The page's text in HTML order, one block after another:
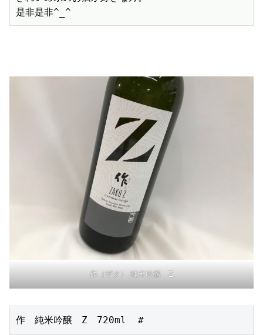
是非是非^_^
作（ザク） 純米吟醸 Z
作　純米吟醸　Z　720ml  #